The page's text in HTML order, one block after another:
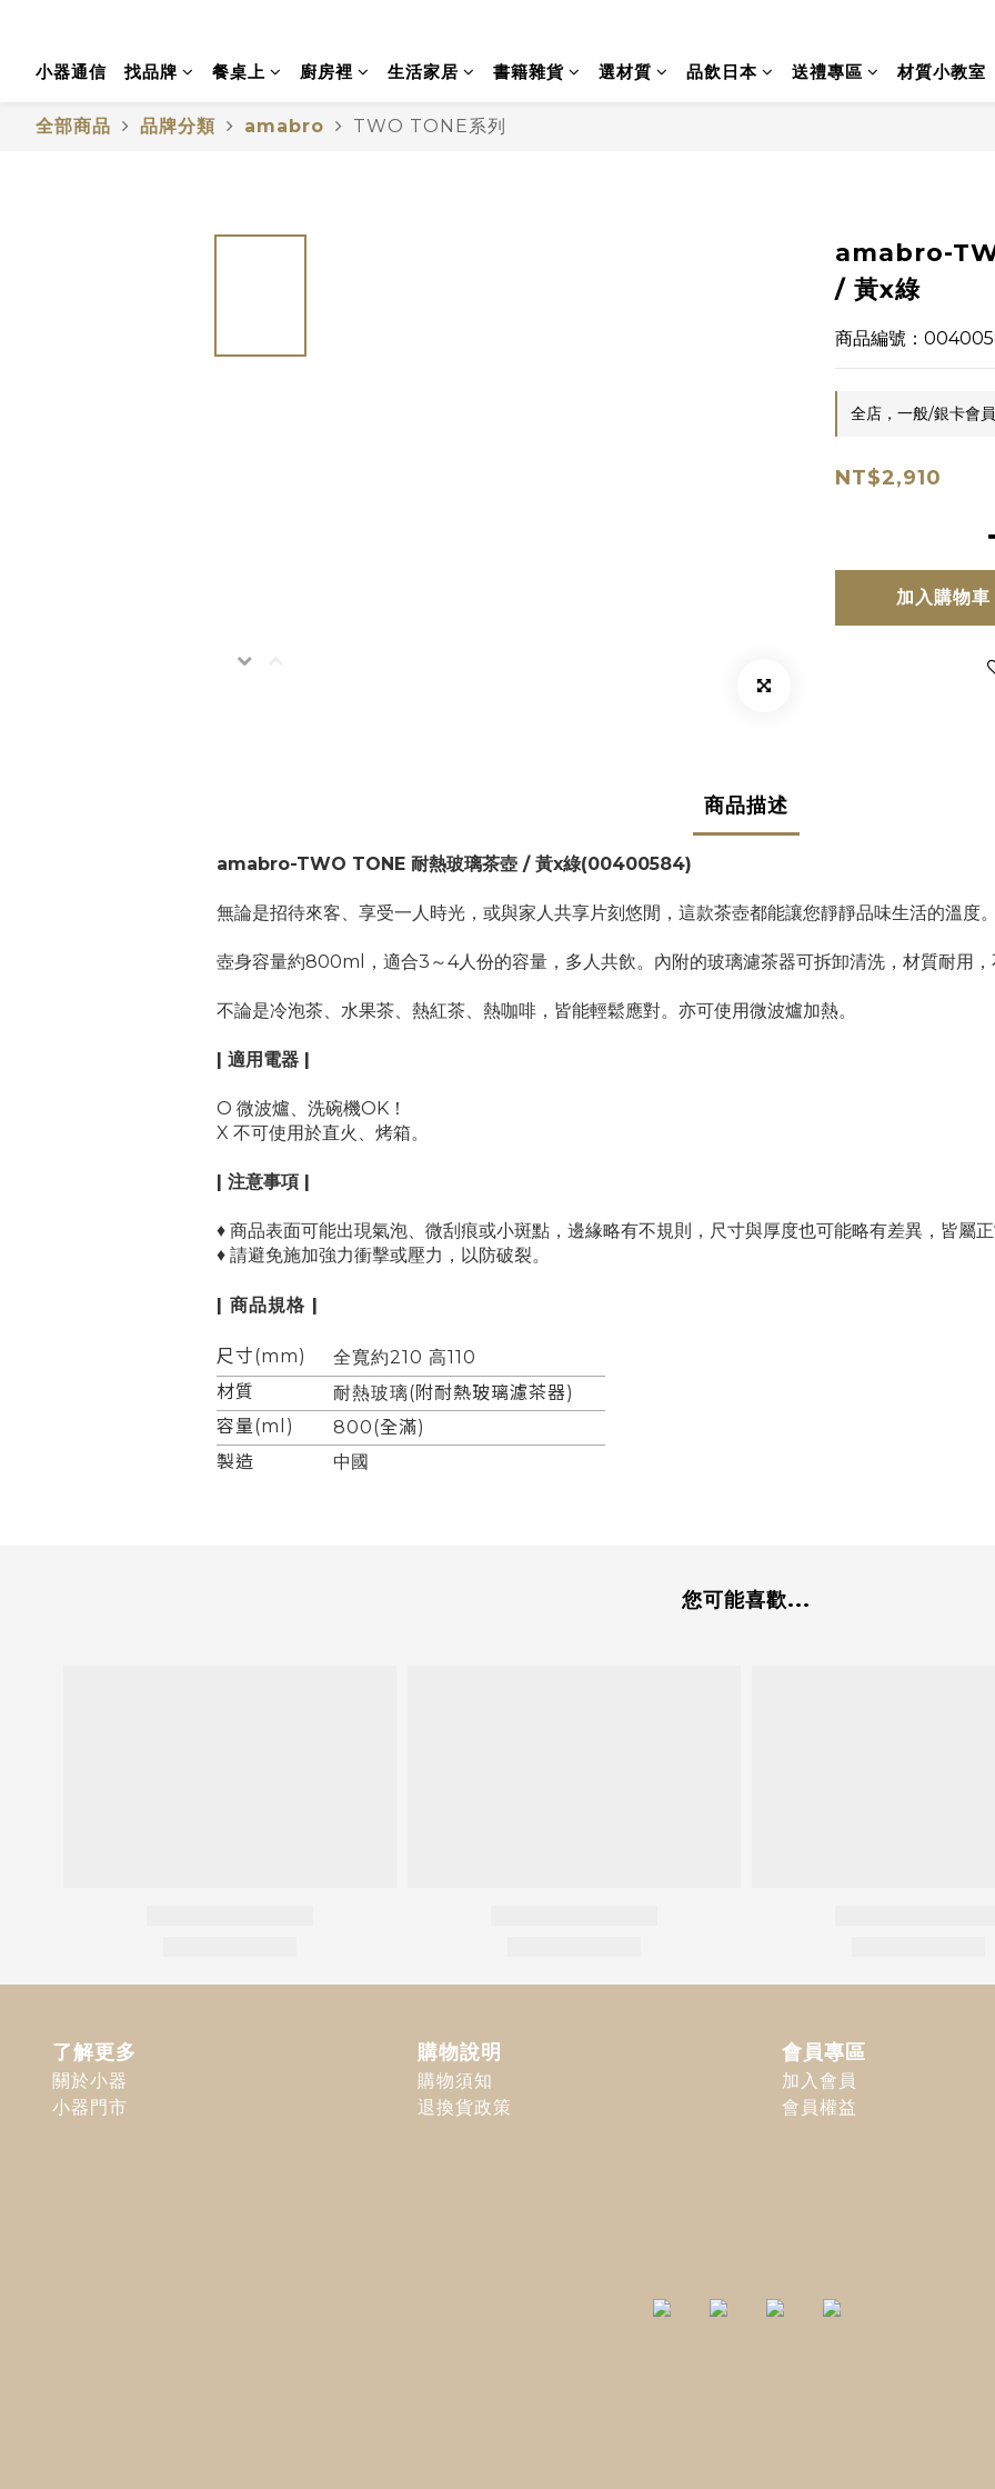
小器通信 找品牌 餐桌上 廚房裡 生活家居 書籍雜貨 選材質 品飲日本 送禮專區 材質小教室
全部商品 品牌分類 amabro TWO TONE系列
amabro-
/ 黃x綠
商品編號：
全店，一般/銀卡會
NT$2,910
加入購物車
商品描述
amabro-TWO TONE 耐熱玻璃茶壺 / 黃x綠(00400584)
無論是招待來客、享受一人時光，或與家人共享片刻悠閒，這款茶壺都能讓您靜靜品味生活的溫度。
壺身容量約800ml，適合3～4人份的容量，多人共飲。內附的玻璃濾茶器可拆卸清洗，材質耐用，
不論是冷泡茶、水果茶、熱紅茶、熱咖啡，皆能輕鬆應對。亦可使用微波爐加熱。
| 適用電器 |
O 微波爐、洗碗機OK！
X 不可使用於直火、烤箱。
| 注意事項 |
♦ 商品表面可能出現氣泡、微刮痕或小斑點，邊緣略有不規則，尺寸與厚度也可能略有差異，皆屬正
♦ 請避免施加強力衝擊或壓力，以防破裂。
| 商品規格 |
尺寸(mm)
全寬約210 高110
材質
耐熱玻璃(附耐熱玻璃濾茶器)
容量(ml)
800(全滿)
製造
中國
您可能喜歡...
了解更多
關於小器
小器門市
購物說明
購物須知
退換貨政策
會員專區
加入會員
會員權益